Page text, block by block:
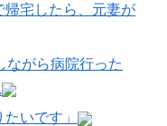
帰宅したら、元妻が
ながら病院行った
いです」